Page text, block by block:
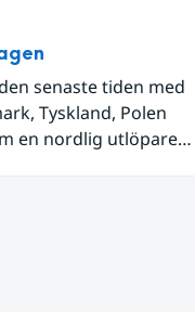
senaste tiden med
Tyskland, Polen
en nordlig utlöpare